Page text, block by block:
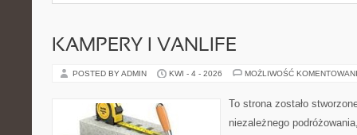
KAMPERY I VANLIFE
POSTED BY ADMIN KWI - 4 - 2026 MOŻLIWOŚĆ
To strona zostało
niezależnego